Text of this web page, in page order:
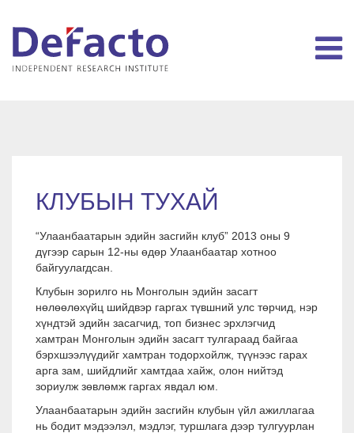
КЛУБЫН ТУХАЙ
“Улаанбаатарын эдийн засгийн клуб” 2013 оны 9
дүгээр сарын 12-ны өдөр Улаанбаатар хотноо
байгуулагдсан.
Клубын зорилго нь Монголын эдийн засагт
нөлөөлөхүйц шийдвэр гаргах түвшний улс төрчид, нэр
хүндтэй эдийн засагчид, топ бизнес эрхлэгчид
хамтран Монголын эдийн засагт тулгараад байгаа
бэрхшээлүүдийг хамтран тодорхойлж, түүнээс гарах
арга зам, шийдлийг хамтдаа хайж, олон нийтэд
зориулж зөвлөмж гаргах явдал юм.
Улаанбаатарын эдийн засгийн клубын үйл ажиллагаа
нь бодит мэдээлэл, мэдлэг, туршлага дээр тулгуурлан